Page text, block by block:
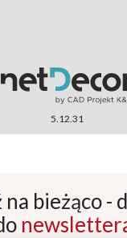
5.12.31
na bieżąco -